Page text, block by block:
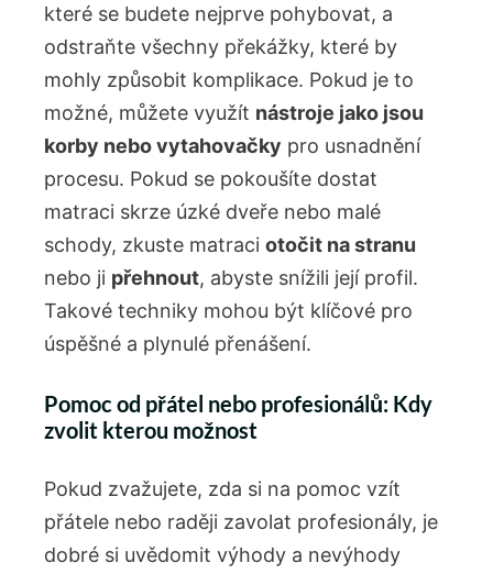
které se budete nejprve pohybovat, a
odstraňte všechny překážky, které by
mohly způsobit komplikace. Pokud je to
možné, můžete využít nástroje jako jsou
korby nebo vytahovačky pro usnadnění
procesu. Pokud se pokoušíte dostat
matraci skrze úzké dveře nebo malé
schody, zkuste matraci otočit na stranu
nebo ji přehnout, abyste snížili její profil.
Takové techniky mohou být klíčové pro
úspěšné a plynulé přenášení.
Pomoc od přátel nebo profesionálů: Kdy
zvolit kterou možnost
Pokud zvažujete, zda si na pomoc vzít
přátele nebo raději zavolat profesionály, je
dobré si uvědomit výhody a nevýhody